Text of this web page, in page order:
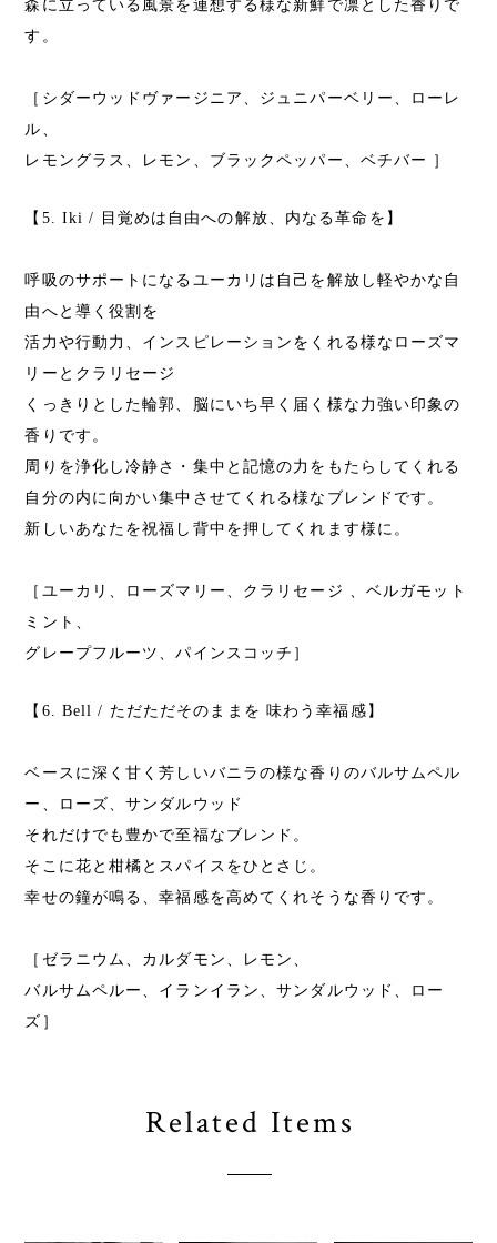
森に立っている風景を連想する様な新鮮で凛とした香りで
す。
［シダーウッドヴァージニア、ジュニパーベリー、ローレ
ル、
レモングラス、レモン、ブラックペッパー、ベチバー ］
【5. Iki / 目覚めは自由への解放、内なる革命を】
呼吸のサポートになるユーカリは自己を解放し軽やかな自
由へと導く役割を
活力や行動力、インスピレーションをくれる様なローズマ
リーとクラリセージ
くっきりとした輪郭、脳にいち早く届く様な力強い印象の
香りです。
周りを浄化し冷静さ・集中と記憶の力をもたらしてくれる
自分の内に向かい集中させてくれる様なブレンドです。
新しいあなたを祝福し背中を押してくれます様に。
［ユーカリ、ローズマリー、クラリセージ 、ベルガモット
ミント、
グレープフルーツ、パインスコッチ］
【6. Bell / ただただそのままを 味わう幸福感】
ベースに深く甘く芳しいバニラの様な香りのバルサムペル
ー、ローズ、サンダルウッド
それだけでも豊かで至福なブレンド。
そこに花と柑橘とスパイスをひとさじ。
幸せの鐘が鳴る、幸福感を高めてくれそうな香りです。
［ゼラニウム、カルダモン、レモン、
バルサムペルー、イランイラン、サンダルウッド、ロー
ズ］
Related Items